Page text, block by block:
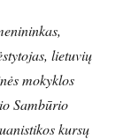
lietuvių
mokyklos
Sambūrio
kursų